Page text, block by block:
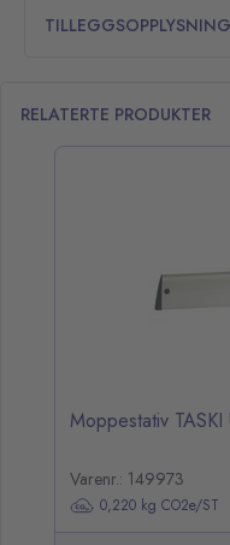
RELATERTE PRODUKTER
Moppestativ
Varenr.: 149973
0,220 kg CO2e/ST